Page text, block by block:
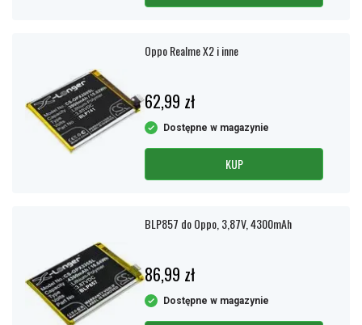
Oppo Realme X2 i inne
62,99 zł
Dostępne w magazynie
KUP
BLP857 do Oppo, 3,87V, 4300mAh
86,99 zł
Dostępne w magazynie